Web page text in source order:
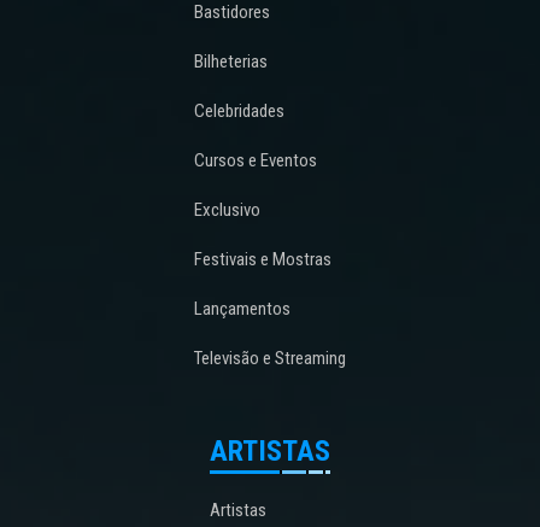
Bastidores
Bilheterias
Celebridades
Cursos e Eventos
Exclusivo
Festivais e Mostras
Lançamentos
Televisão e Streaming
ARTISTAS
Artistas